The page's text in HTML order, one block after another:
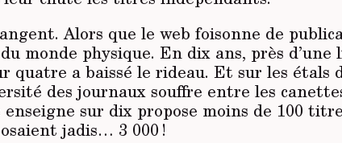
Alors que le web foisonne de
monde physique. En dix ans, près d’une
quatre a baissé le rideau. Et sur les étals
des journaux souffre entre les
enseigne sur dix propose moins de 100
jadis… 3 000 !